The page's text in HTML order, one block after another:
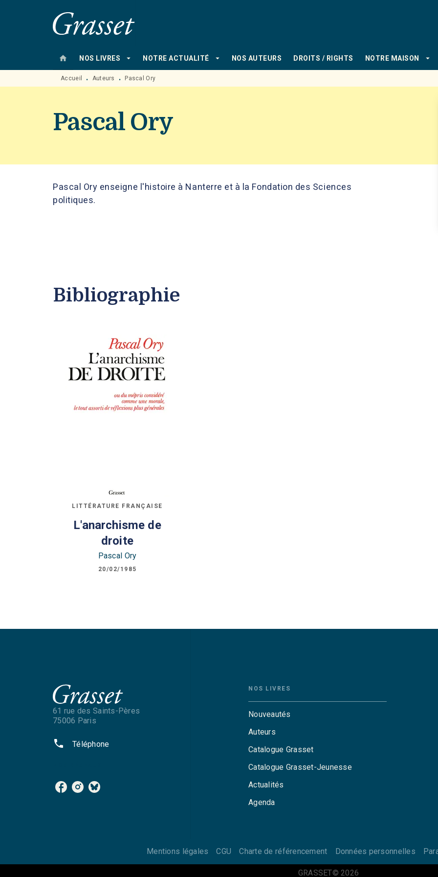
MENU RECHERCHE
home NOS LIVRES arrow_drop_down NOTRE ACTUALITÉ arrow_drop_down NOS AUTEURS DROITS / RIGHTS NOTRE MAISON arrow_drop_down
Accueil • Auteurs • Pascal Ory
Pascal Ory
Pascal Ory enseigne l'histoire à Nanterre et à la Fondation des Sciences
politiques.
Bibliographie
LITTÉRATURE FRANÇAISE
L'anarchisme de
droite
Pascal Ory
20/02/1985
61 rue des Saints-Pères
75006 Paris
phone Téléphone
NOS LIVRES
Nouveautés
Auteurs
Catalogue Grasset
Catalogue Grasset-Jeunesse
Actualités
Agenda
Mentions légales CGU Charte de référencement Données personnelles
GRASSET© 2026